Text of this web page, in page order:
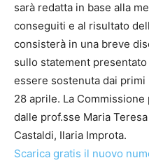
sarà redatta in base alla
conseguiti e al risultato
consisterà in una breve
sullo statement
essere sostenuta dai
28 aprile. La
dalle prof.sse Maria
Castaldi, Ilaria Improta.
Scarica gratis il nuovo